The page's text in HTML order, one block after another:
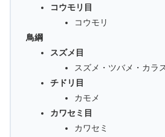
コウモリ目
コウモリ
鳥綱
スズメ目
スズメ・ツバメ・カラ
チドリ目
カモメ
カワセミ目
カワセミ